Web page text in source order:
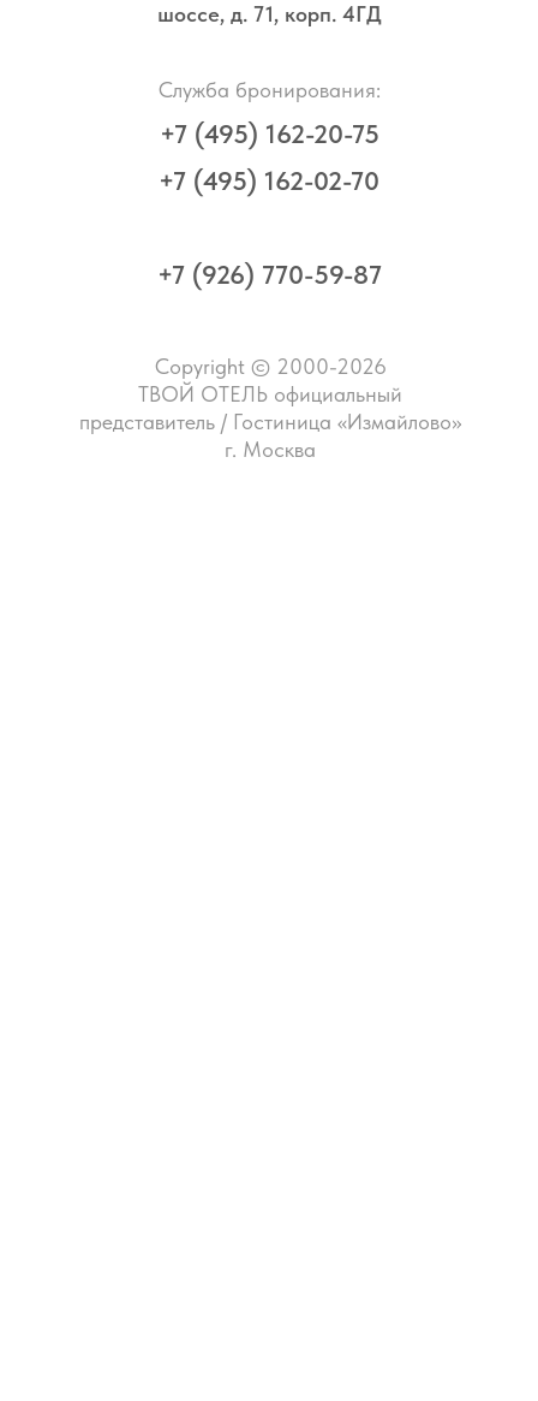
Copyright © 2000-2026
ТВОЙ ОТЕЛЬ официальный
представитель / Гостиница «Измайлово»
г. Москва
шоссе, д. 71, корп. 4ГД
Служба бронирования:
+7 (495) 162-20-75
+7 (495) 162-02-70
+7 (926) 770-59-87